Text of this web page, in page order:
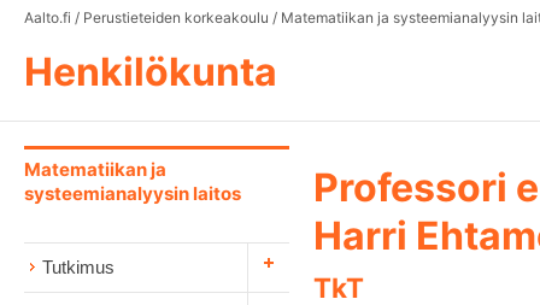
Aalto.fi / Perustieteiden korkeakoulu / Matematiikan ja systeemianalyysin
Henkilökunta
Matematiikan ja
systeemianalyysin laitos
Tutkimus
Professori
Harri
TkT